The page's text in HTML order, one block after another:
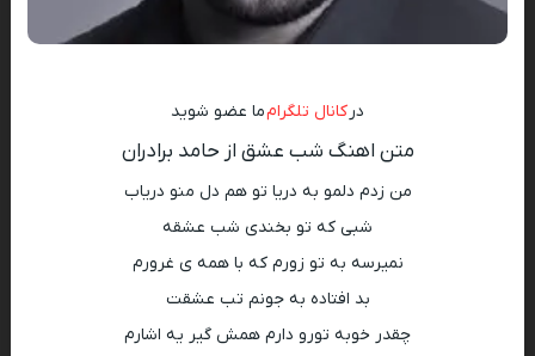
در کانال تلگرامما عضو شوید
متن اهنگ شب عشق از حامد برادران
من زدم دلمو به دریا تو هم دل منو دریاب
شبی که تو بخندی شب عشقه
نمیرسه به تو زورم که با همه ی غرورم
بد افتاده به جونم تب عشقت
چقدر خوبه تورو دارم همش گیر یه اشارم